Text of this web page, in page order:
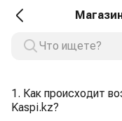
1. Как происходит
Kaspi.kz?